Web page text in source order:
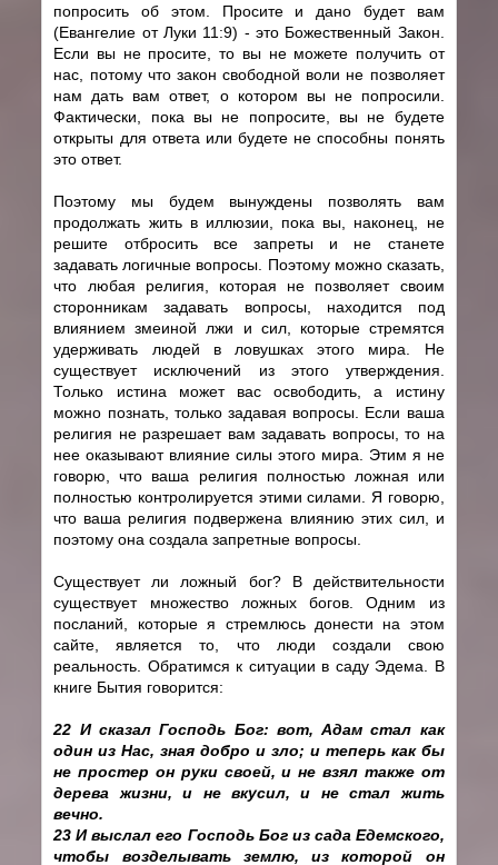
попросить об этом. Просите и дано будет вам
(Евангелие от Луки 11:9) - это Божественный Закон.
Если вы не просите, то вы не можете получить от
нас, потому что закон свободной воли не позволяет
нам дать вам ответ, о котором вы не попросили.
Фактически, пока вы не попросите, вы не будете
открыты для ответа или будете не способны понять
это ответ.
Поэтому мы будем вынуждены позволять вам
продолжать жить в иллюзии, пока вы, наконец, не
решите отбросить все запреты и не станете
задавать логичные вопросы. Поэтому можно сказать,
что любая религия, которая не позволяет своим
сторонникам задавать вопросы, находится под
влиянием змеиной лжи и сил, которые стремятся
удерживать людей в ловушках этого мира. Не
существует исключений из этого утверждения.
Только истина может вас освободить, а истину
можно познать, только задавая вопросы. Если ваша
религия не разрешает вам задавать вопросы, то на
нее оказывают влияние силы этого мира. Этим я не
говорю, что ваша религия полностью ложная или
полностью контролируется этими силами. Я говорю,
что ваша религия подвержена влиянию этих сил, и
поэтому она создала запретные вопросы.
Существует ли ложный бог? В действительности
существует множество ложных богов. Одним из
посланий, которые я стремлюсь донести на этом
сайте, является то, что люди создали свою
реальность. Обратимся к ситуации в саду Эдема. В
книге Бытия говорится:
22 И сказал Господь Бог: вот, Адам стал как
один из Нас, зная добро и зло; и теперь как бы
не простер он руки своей, и не взял также от
дерева жизни, и не вкусил, и не стал жить
вечно.
23 И выслал его Господь Бог из сада Едемского,
чтобы возделывать землю, из которой он